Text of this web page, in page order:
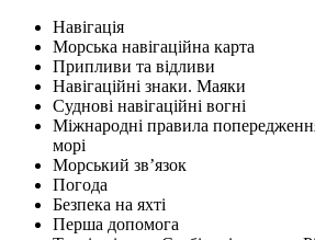
Навігація
Морська навігаційна карта
Припливи та відливи
Навігаційні знаки. Маяки
Суднові навігаційні вогні
Міжнародні правила
морі
Морський зв’язок
Погода
Безпека на яхті
Перша допомога